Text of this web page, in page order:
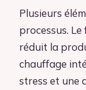
Plusieurs
processus.
réduit la
chauffage
stress et une